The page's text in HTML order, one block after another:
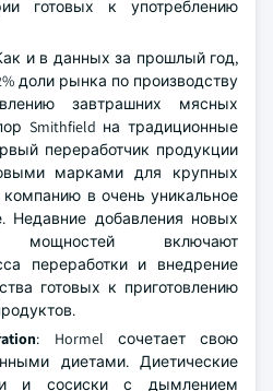
готовых к употреблению
и в данных за прошлый год,
доли рынка по производству
завтрашних мясных
Smithfield на традиционные
переработчик продукции
марками для крупных
компанию в очень уникальное
Недавние добавления новых
мощностей включают
переработки и внедрение
готовых к приготовлению
: Hormel сочетает свою
диетами. Диетические
и сосиски с дымлением